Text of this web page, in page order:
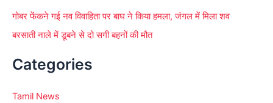
गोबर फेंकने गई नव विवाहिता पर बाघ ने किया हमला, जंगल में मिला शव
बरसाती नाले में डूबने से दो सगी बहनों की मौत
Categories
Tamil News